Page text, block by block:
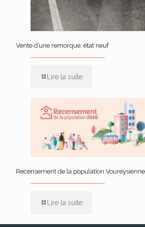
Vente d’une remorque, état neuf
Lire la suite
Recensement de la population
Lire la suite